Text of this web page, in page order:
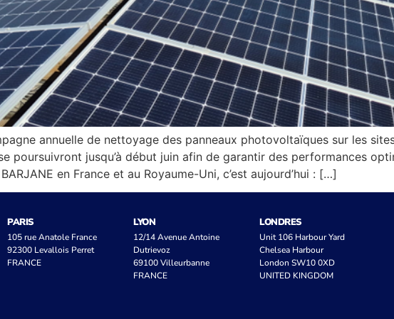
annuelle de nettoyage des panneaux photovoltaïques sur les
poursuivront jusqu’à début juin afin de garantir des performances
en France et au Royaume-Uni, c’est aujourd’hui : […]
PARIS
105 rue Anatole France
92300 Levallois Perret
FRANCE
LYON
12/14 Avenue Antoine
Dutrievoz
69100 Villeurbanne
FRANCE
LONDRES
Unit 106 Harbour Yard
Chelsea Harbour
London SW10 0XD
UNITED KINGDOM